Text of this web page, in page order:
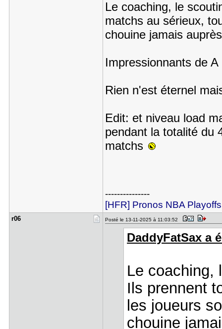
Le coaching, le
matchs au sérieux,
chouine jamais
Impressionnants de A
Rien n'est éternel
Edit: et niveau load
pendant la totalité du
matchs
---------------
[HFR] Pronos NBA Playoffs
r06 Posté le 13-11-2025 à 11:03:52
DaddyFatSax a
Le coaching,
Ils prennent
les joueurs
chouine